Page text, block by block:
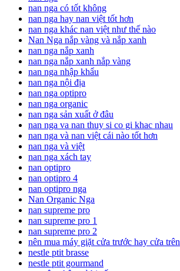
nan nga có tốt không
nan nga hay nan việt tốt hơn
nan nga khác nan việt như thế nào
Nan Nga nắp vàng và nắp xanh
nan nga nắp xanh
nan nga nắp xanh nắp vàng
nan nga nhập khẩu
nan nga nội địa
nan nga optipro
nan nga organic
nan nga sản xuất ở đâu
nan nga va nan thuy si co gi khac nhau
nan nga và nan việt cái nào tốt hơn
nan nga và việt
nan nga xách tay
nan optipro
nan optipro 4
nan optipro nga
Nan Organic Nga
nan supreme pro
nan supreme pro 1
nan supreme pro 2
nên mua máy giặt cửa trước hay cửa trên
nestle ptit brasse
nestle ptit gourmand